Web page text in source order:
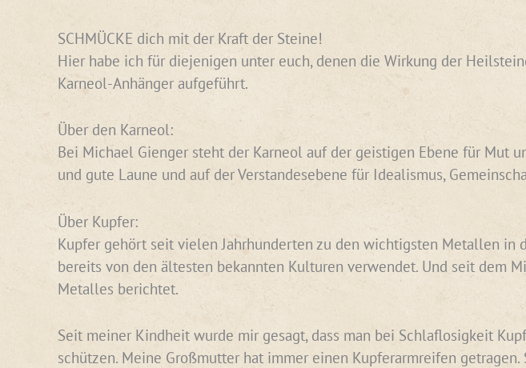
SCHMÜCKE dich mit der Kraft der Steine!
Hier habe ich für diejenigen unter euch, denen die Wirkung der
Karneol-Anhänger aufgeführt.
Über den Karneol:
Bei Michael Gienger steht der Karneol auf der geistigen Ebene für Mut
und gute Laune und auf der Verstandesebene für Idealismus,
Über Kupfer:
Kupfer gehört seit vielen Jahrhunderten zu den wichtigsten Metallen in
bereits von den ältesten bekannten Kulturen verwendet. Und seit dem
Metalles berichtet.
Seit meiner Kindheit wurde mir gesagt, dass man bei Schlaflosigkeit
schützen. Meine Großmutter hat immer einen Kupferarmreifen